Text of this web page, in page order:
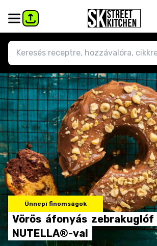
Ünnepi finomságok
Vörös áfonyás zebrakuglóf
NUTELLA®-val